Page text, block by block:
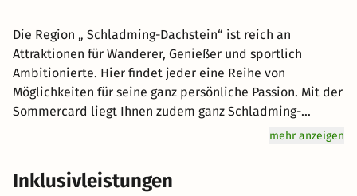
Die Region „ Schladming-Dachstein“ ist reich an
Attraktionen für Wanderer, Genießer und sportlich
Ambitionierte. Hier findet jeder eine Reihe von
Möglichkeiten für seine ganz persönliche Passion. Mit der
Sommercard liegt Ihnen zudem ganz Schladming-
Dachstein zu Füßen, mit kostenloser Nutzung aller Seil-
Mautstraßen, Wander- und Linienbusse und vieles mehr!
*Schladming Dachstein Sommercard im Zeitraum von
mehr anzeigen
Inklusivleistungen